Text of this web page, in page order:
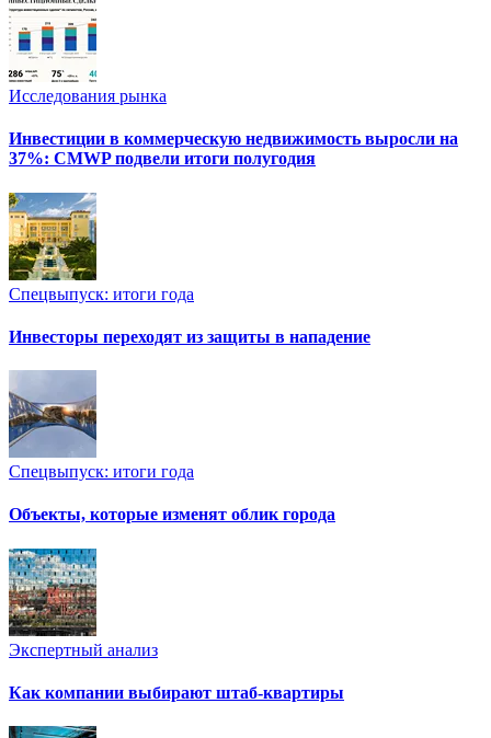
Исследования рынка
Инвестиции в коммерческую недвижимость выросли на
37%: CMWP подвели итоги полугодия
Спецвыпуск: итоги года
Инвесторы переходят из защиты в нападение
Спецвыпуск: итоги года
Объекты, которые изменят облик города
Экспертный анализ
Как компании выбирают штаб-квартиры